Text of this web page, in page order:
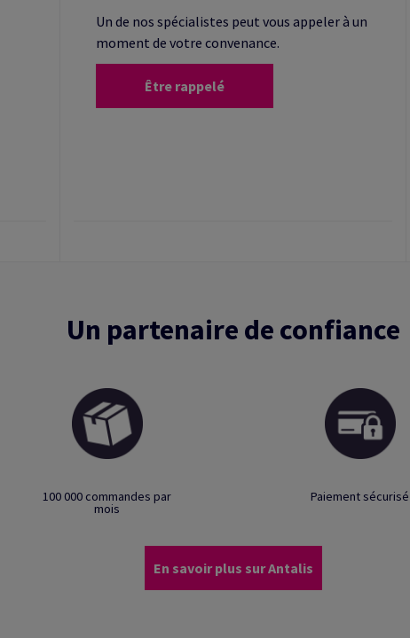
Un de nos spécialistes peut vous appeler à un
moment de votre convenance.
Être rappelé
Un partenaire de confiance
100 000 commandes par
mois
Paiement sécurisé
En savoir plus sur Antalis